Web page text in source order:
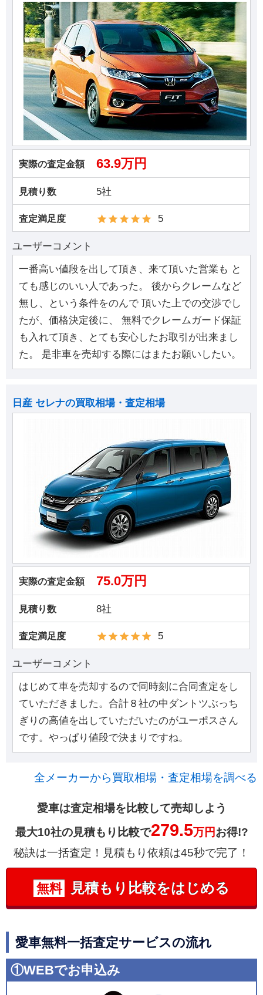
実際の査定金額 63.9万円
見積り数 5社
査定満足度 5
ユーザーコメント
一番高い値段を出して頂き、来て頂いた営業も と
ても感じのいい人であった。 後からクレームなど
無し、という条件をのんで 頂いた上での交渉でし
たが、価格決定後に、 無料でクレームガード保証
も入れて頂き、とても安心したお取引が出来まし
た。 是非車を売却する際にはまたお願いしたい。
日産 セレナの買取相場・査定相場
実際の査定金額 75.0万円
見積り数 8社
査定満足度 5
ユーザーコメント
はじめて車を売却するので同時刻に合同査定をし
ていただきました。合計８社の中ダントツぶっち
ぎりの高値を出していただいたのがユーポスさん
です。やっぱり値段で決まりですね。
全メーカーから買取相場・査定相場を調べる
愛車は査定相場を比較して売却しよう
最大10社の見積もり比較で279.5万円お得!?
秘訣は一括査定！見積もり依頼は45秒で完了！
無料 見積もり比較をはじめる
愛車無料一括査定サービスの流れ
①WEBでお申込み